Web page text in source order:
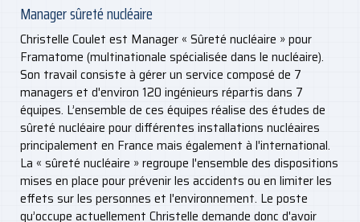
Manager sûreté nucléaire
Christelle Coulet est Manager « Sûreté nucléaire » pour
Framatome (multinationale spécialisée dans le nucléaire).
Son travail consiste à gérer un service composé de 7
managers et d'environ 120 ingénieurs répartis dans 7
équipes. L’ensemble de ces équipes réalise des études de
sûreté nucléaire pour différentes installations nucléaires
principalement en France mais également à l'international.
La « sûreté nucléaire » regroupe l'ensemble des dispositions
mises en place pour prévenir les accidents ou en limiter les
effets sur les personnes et l'environnement. Le poste
qu’occupe actuellement Christelle demande donc d'avoir